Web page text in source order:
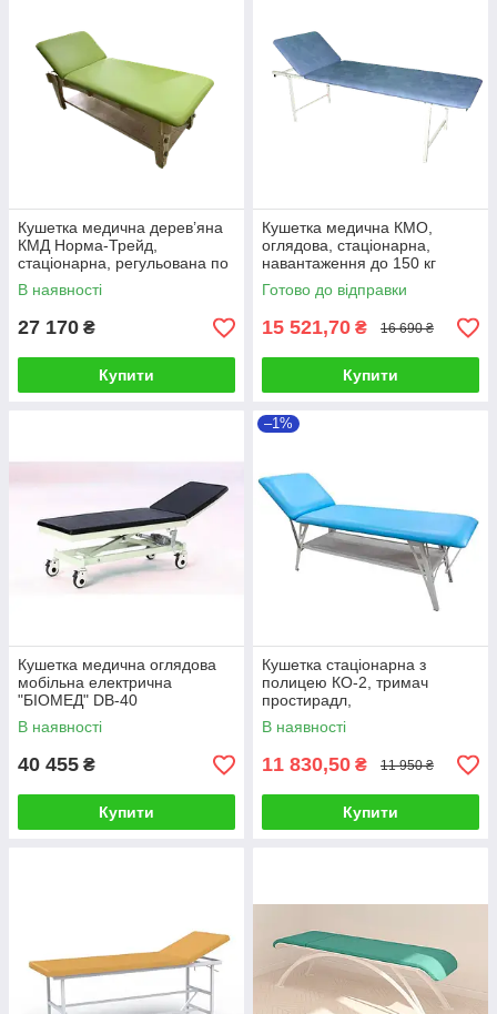
Кушетка медична дерев’яна
КМД Норма-Трейд,
стаціонарна, регульована по
висоті
В наявності
27 170 ₴
Купити
Кушетка медична КМО,
оглядова, стаціонарна,
навантаження до 150 кг
Готово до відправки
15 521,70 ₴ 16 690 ₴
Купити
Кушетка медична оглядова
мобільна електрична
"БІОМЕД" DB-40
В наявності
40 455 ₴
Купити
–1%
Кушетка стаціонарна з
полицею КО-2, тримач
простирадл,
вантажопідйомність 150 кг
В наявності
11 830,50 ₴ 11 950 ₴
Купити